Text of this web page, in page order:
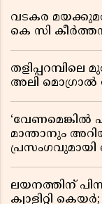
വടകര
കെ സി
അലി മൊഗ്രാൽ
‘വേണമെങ്കിൽ
മാന്താനും
ലയനത്തിന്
ക്വാളിറ്റി